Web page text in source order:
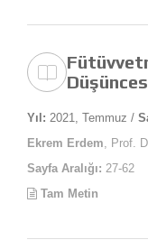
Yıl: 2021, Temmuz /
Ekrem Erdem , Prof.
Sayfa Aralığı: 27-62
Tam Metin